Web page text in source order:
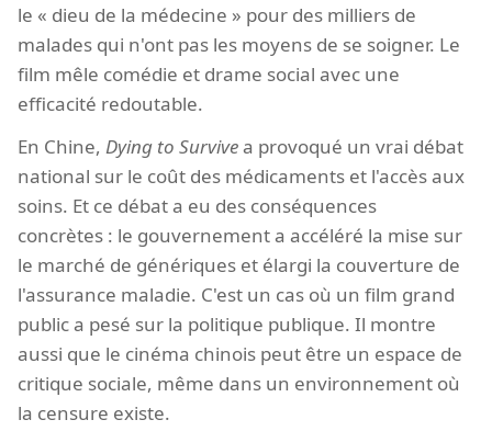
le « dieu de la médecine » pour des milliers de
malades qui n'ont pas les moyens de se soigner. Le
film mêle comédie et drame social avec une
efficacité redoutable.
En Chine, Dying to Survivea provoqué un vrai débat
national sur le coût des médicaments et l'accès aux
soins. Et ce débat a eu des conséquences
concrètes : le gouvernement a accéléré la mise sur
le marché de génériques et élargi la couverture de
l'assurance maladie. C'est un cas où un film grand
public a pesé sur la politique publique. Il montre
aussi que le cinéma chinois peut être un espace de
critique sociale, même dans un environnement où
la censure existe.